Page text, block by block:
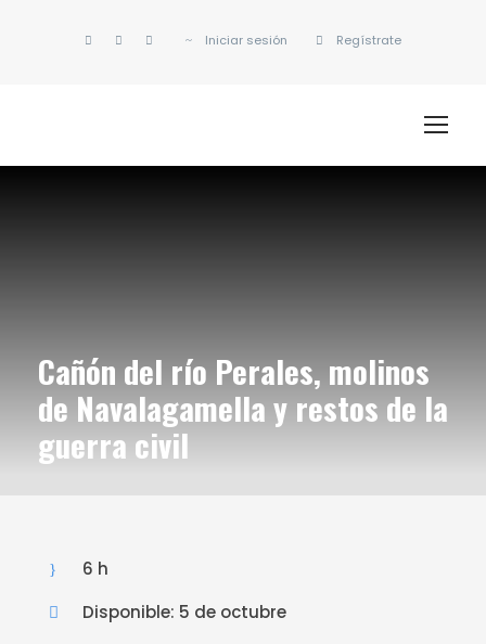
Iniciar sesión Regístrate
Cañón del río Perales, molinos
de Navalagamella y restos de la
guerra civil
6 h
Disponible: 5 de octubre